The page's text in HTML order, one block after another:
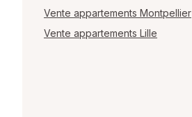
Vente appartements Montpellier
Vente appartements Lille